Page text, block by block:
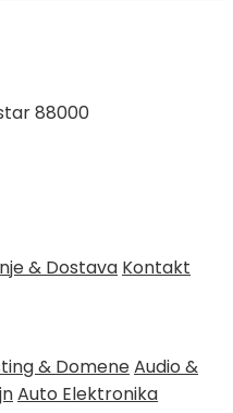
88000
& Dostava Kontakt
& DomeneAudio &
Auto Elektronika